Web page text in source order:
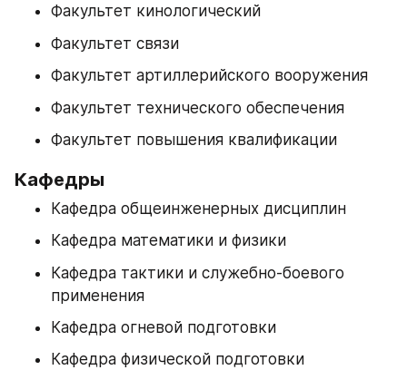
Факультет кинологический
Факультет связи
Факультет артиллерийского вооружения
Факультет технического обеспечения
Факультет повышения квалификации
Кафедры
Кафедра общеинженерных дисциплин
Кафедра математики и физики
Кафедра тактики и служебно-боевого
применения
Кафедра огневой подготовки
Кафедра физической подготовки